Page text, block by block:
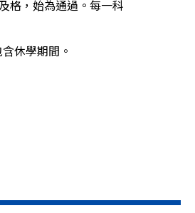
格，始為通過。每一科
休學期間。